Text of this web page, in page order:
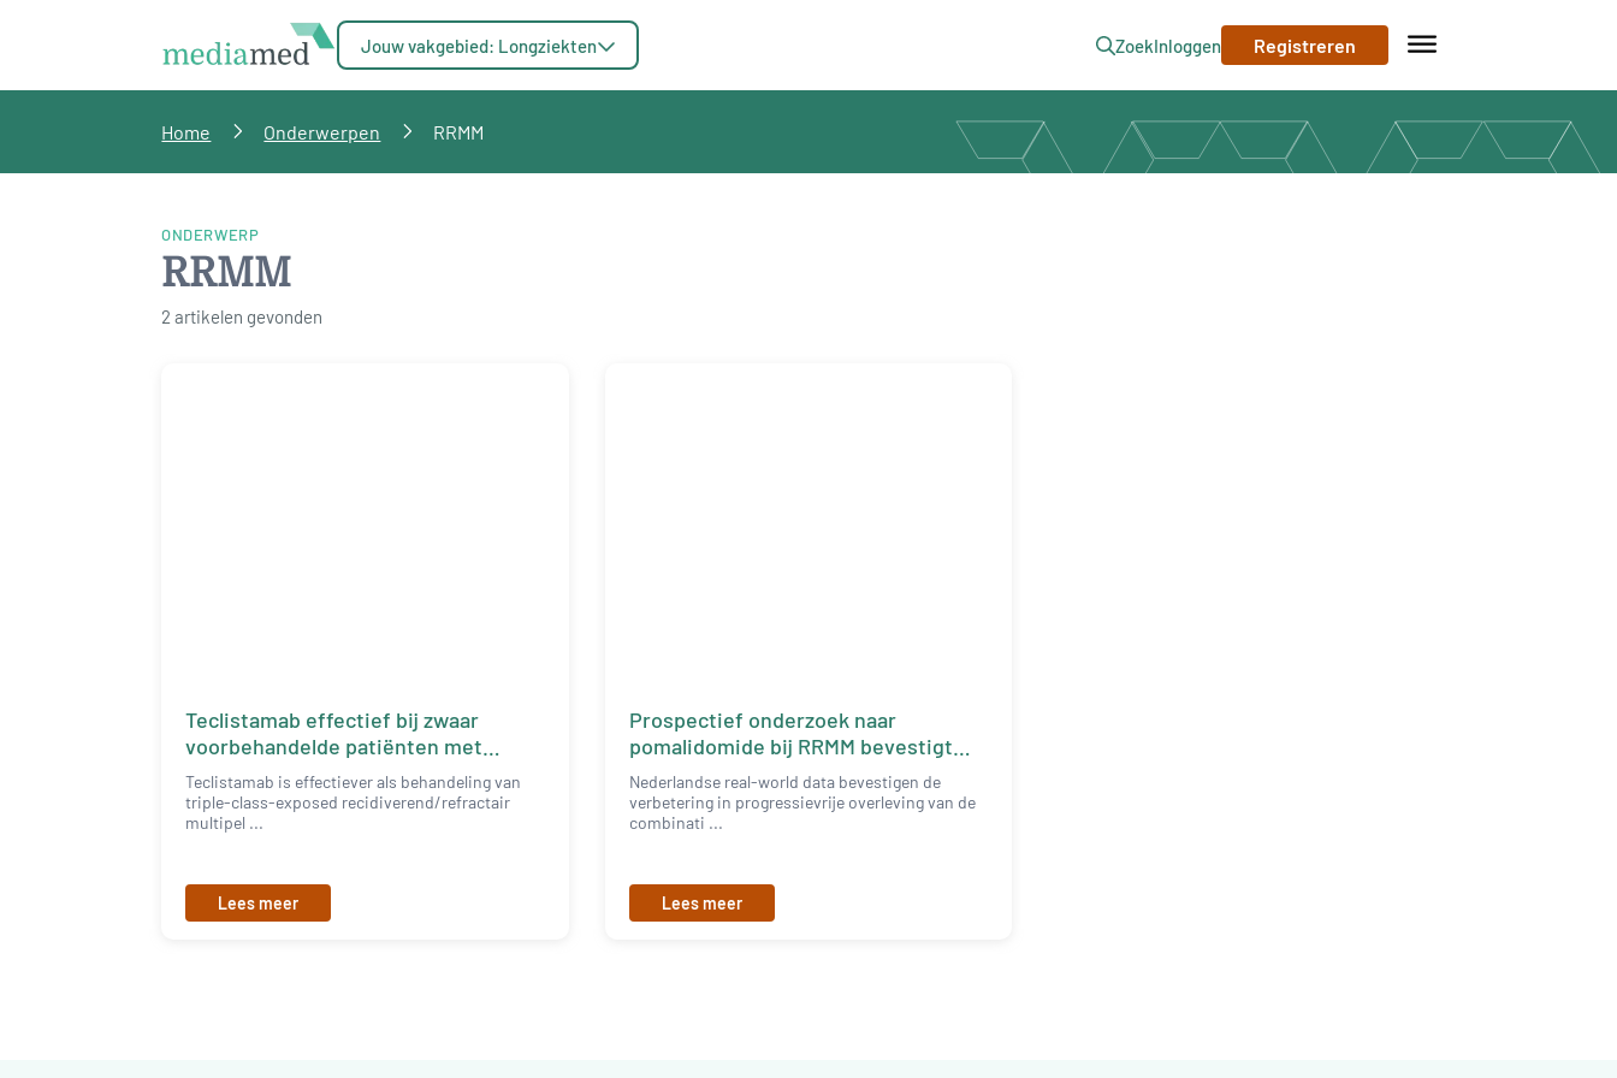
Jouw vakgebied: Longziekten ZoekInloggen Registreren
Home Onderwerpen RRMM
ONDERWERP
RRMM
2 artikelen gevonden
Teclistamab effectief bij zwaar
voorbehandelde patiënten met
RRMM
Teclistamab is effectiever als behandeling van
triple-class-exposed recidiverend/refractair
multipel ...
Lees meer
Prospectief onderzoek naar
pomalidomide bij RRMM bevestigt
data uit studies
Nederlandse real-world data bevestigen de
verbetering in progressievrije overleving van de
combinati ...
Lees meer